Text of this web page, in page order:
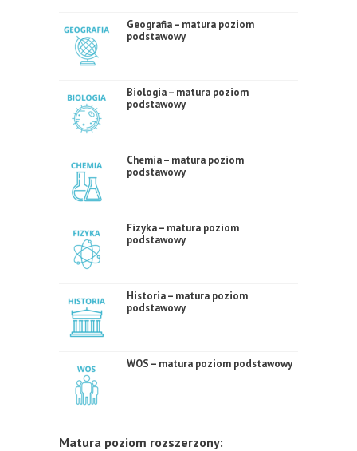
Geografia – matura poziom
podstawowy
Biologia – matura poziom
podstawowy
Chemia – matura poziom
podstawowy
Fizyka – matura poziom
podstawowy
Historia – matura poziom
podstawowy
WOS – matura poziom podstawowy
Matura poziom rozszerzony: